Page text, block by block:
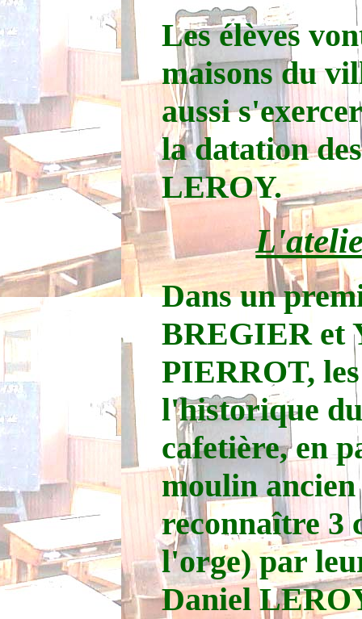
Les élèves
maisons du
aussi
la datation
LEROY.
Dans un
BREGIER et
PIERROT,
l'historique
cafetière, en
moulin
reconnaître 3
l'orge) par
Daniel